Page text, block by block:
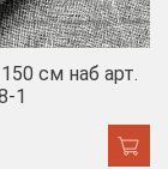
см наб арт.
1